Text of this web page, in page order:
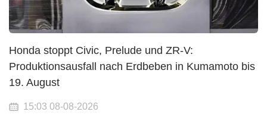
Honda stoppt Civic, Prelude und ZR-V:
Produktionsausfall nach Erdbeben in Kumamoto bis
19. August
15:03 08-08-2026